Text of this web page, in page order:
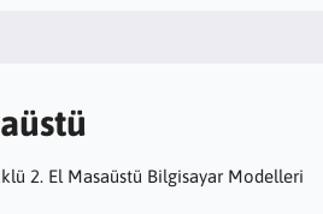
2. El Masaüstü Bilgisayar Modelleri